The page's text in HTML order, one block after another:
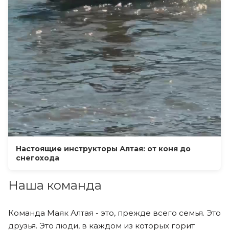
Настоящие инструкторы Алтая: от коня до
снегохода
Наша команда
Команда Маяк Алтая - это, прежде всего семья. Это
друзья. Это люди, в каждом из которых горит